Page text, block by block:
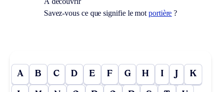
Savez-vous ce que signifie le motportière ?
A B C D E F G H I J K